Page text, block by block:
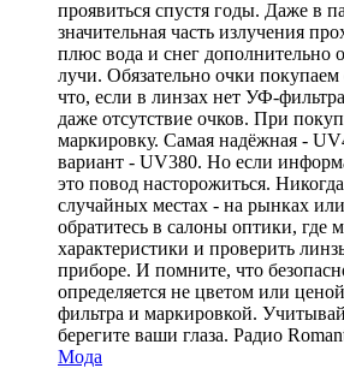
проявиться спустя годы. Даже в
значительная часть излучения
плюс вода и снег дополнительно
лучи. Обязательно очки
что, если в линзах нет УФ-
даже отсутствие очков. При
маркировку. Самая надёжная -
вариант - UV380. Но если
это повод насторожиться.
случайных местах - на рынках
обратитесь в салоны оптики, где
характеристики и проверить
приборе. И помните, что
определяется не цветом или
фильтра и маркировкой.
берегите ваши глаза. Радио
Мода